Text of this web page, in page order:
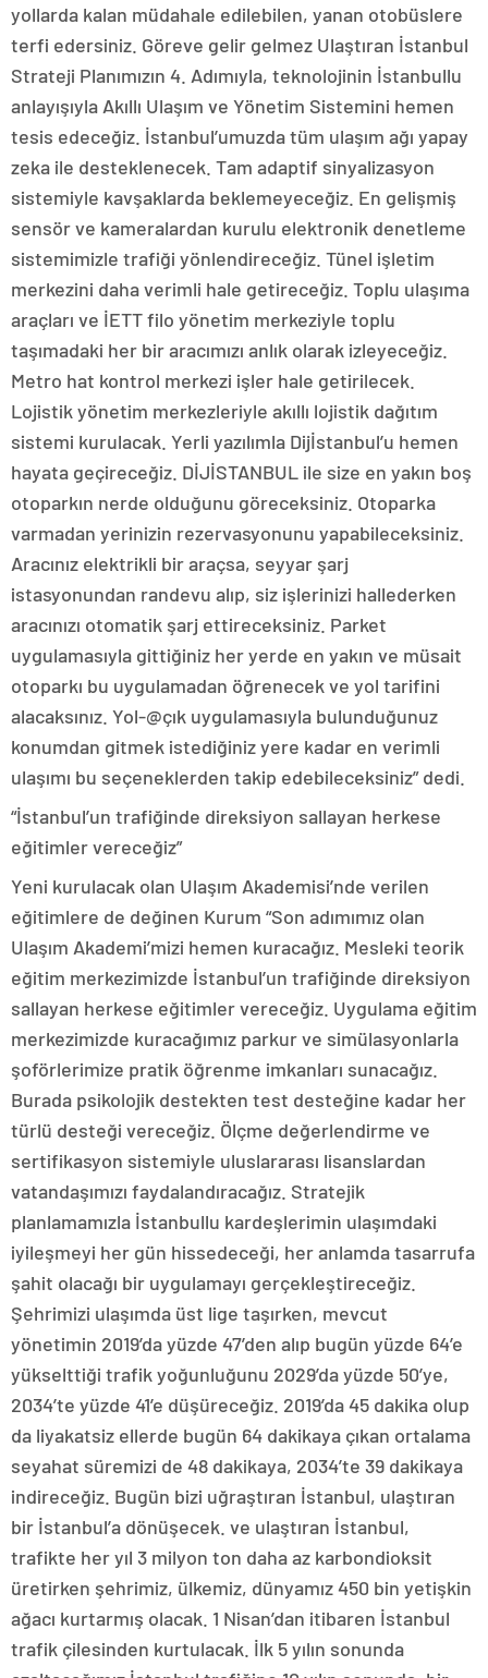
yollarda kalan müdahale edilebilen, yanan otobüslere
terfi edersiniz. Göreve gelir gelmez Ulaştıran İstanbul
Strateji Planımızın 4. Adımıyla, teknolojinin İstanbullu
anlayışıyla Akıllı Ulaşım ve Yönetim Sistemini hemen
tesis edeceğiz. İstanbul’umuzda tüm ulaşım ağı yapay
zeka ile desteklenecek. Tam adaptif sinyalizasyon
sistemiyle kavşaklarda beklemeyeceğiz. En gelişmiş
sensör ve kameralardan kurulu elektronik denetleme
sistemimizle trafiği yönlendireceğiz. Tünel işletim
merkezini daha verimli hale getireceğiz. Toplu ulaşıma
araçları ve İETT filo yönetim merkeziyle toplu
taşımadaki her bir aracımızı anlık olarak izleyeceğiz.
Metro hat kontrol merkezi işler hale getirilecek.
Lojistik yönetim merkezleriyle akıllı lojistik dağıtım
sistemi kurulacak. Yerli yazılımla Dijİstanbul’u hemen
hayata geçireceğiz. DİJİSTANBUL ile size en yakın boş
otoparkın nerde olduğunu göreceksiniz. Otoparka
varmadan yerinizin rezervasyonunu yapabileceksiniz.
Aracınız elektrikli bir araçsa, seyyar şarj
istasyonundan randevu alıp, siz işlerinizi hallederken
aracınızı otomatik şarj ettireceksiniz. Parket
uygulamasıyla gittiğiniz her yerde en yakın ve müsait
otoparkı bu uygulamadan öğrenecek ve yol tarifini
alacaksınız. Yol-@çık uygulamasıyla bulunduğunuz
konumdan gitmek istediğiniz yere kadar en verimli
ulaşımı bu seçeneklerden takip edebileceksiniz” dedi.
“İstanbul’un trafiğinde direksiyon sallayan herkese
eğitimler vereceğiz”
Yeni kurulacak olan Ulaşım Akademisi’nde verilen
eğitimlere de değinen Kurum “Son adımımız olan
Ulaşım Akademi’mizi hemen kuracağız. Mesleki teorik
eğitim merkezimizde İstanbul’un trafiğinde direksiyon
sallayan herkese eğitimler vereceğiz. Uygulama eğitim
merkezimizde kuracağımız parkur ve simülasyonlarla
şoförlerimize pratik öğrenme imkanları sunacağız.
Burada psikolojik destekten test desteğine kadar her
türlü desteği vereceğiz. Ölçme değerlendirme ve
sertifikasyon sistemiyle uluslararası lisanslardan
vatandaşımızı faydalandıracağız. Stratejik
planlamamızla İstanbullu kardeşlerimin ulaşımdaki
iyileşmeyi her gün hissedeceği, her anlamda tasarrufa
şahit olacağı bir uygulamayı gerçekleştireceğiz.
Şehrimizi ulaşımda üst lige taşırken, mevcut
yönetimin 2019’da yüzde 47’den alıp bugün yüzde 64’e
yükselttiği trafik yoğunluğunu 2029’da yüzde 50’ye,
2034’te yüzde 41’e düşüreceğiz. 2019’da 45 dakika olup
da liyakatsiz ellerde bugün 64 dakikaya çıkan ortalama
seyahat süremizi de 48 dakikaya, 2034’te 39 dakikaya
indireceğiz. Bugün bizi uğraştıran İstanbul, ulaştıran
bir İstanbul’a dönüşecek. ve ulaştıran İstanbul,
trafikte her yıl 3 milyon ton daha az karbondioksit
üretirken şehrimiz, ülkemiz, dünyamız 450 bin yetişkin
ağacı kurtarmış olacak. 1 Nisan’dan itibaren İstanbul
trafik çilesinden kurtulacak. İlk 5 yılın sonunda